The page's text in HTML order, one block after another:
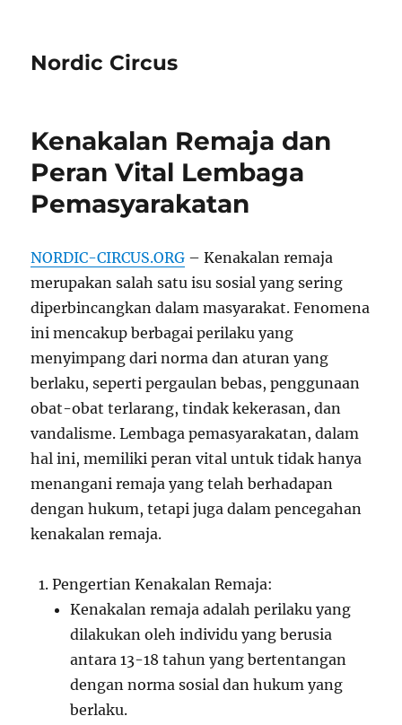
Nordic Circus
Kenakalan Remaja dan
Peran Vital Lembaga
Pemasyarakatan
NORDIC-CIRCUS.ORG – Kenakalan remaja
merupakan salah satu isu sosial yang sering
diperbincangkan dalam masyarakat. Fenomena
ini mencakup berbagai perilaku yang
menyimpang dari norma dan aturan yang
berlaku, seperti pergaulan bebas, penggunaan
obat-obat terlarang, tindak kekerasan, dan
vandalisme. Lembaga pemasyarakatan, dalam
hal ini, memiliki peran vital untuk tidak hanya
menangani remaja yang telah berhadapan
dengan hukum, tetapi juga dalam pencegahan
kenakalan remaja.
Pengertian Kenakalan Remaja:
Kenakalan remaja adalah perilaku yang
dilakukan oleh individu yang berusia
antara 13-18 tahun yang bertentangan
dengan norma sosial dan hukum yang
berlaku.